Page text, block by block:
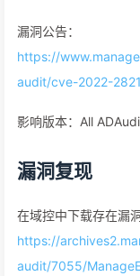
漏洞公告：
https://
audit/cve-2022-
影响版本：All
漏洞复现
在域控中下载存在漏
https://
audit/7055/